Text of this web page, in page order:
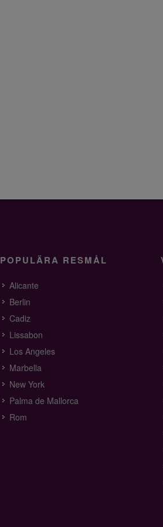
POPULÄRA RESMÅL
Alicante
Berlin
Cadiz
Lissabon
Los Angeles
Marbella
New York
Palma de Mallorca
Rom